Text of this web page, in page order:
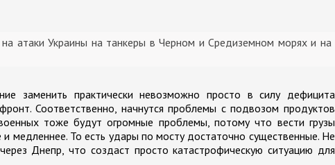
атаки Украины на танкеры в Черном и Средиземном морях и на
заменить практически невозможно просто в силу дефицита
Соответственно, начнутся проблемы с подвозом продуктов
тоже будут огромные проблемы, потому что вести грузы
медленнее. То есть удары по мосту достаточно существенные. Не
Днепр, что создаст просто катастрофическую ситуацию для